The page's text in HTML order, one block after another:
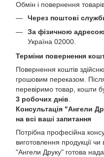
Обмін і повернення
Через поштові
За фізичною
Україна 02000.
Терміни повернення
Повернення коштів
грошовим переказом.
перевіримо товар, кошти
3 робочих днів
Консультація "Ангели
на всі ваші запитання
Потрібна професійна
виготовлення продукції
"Ангели Друку" готова